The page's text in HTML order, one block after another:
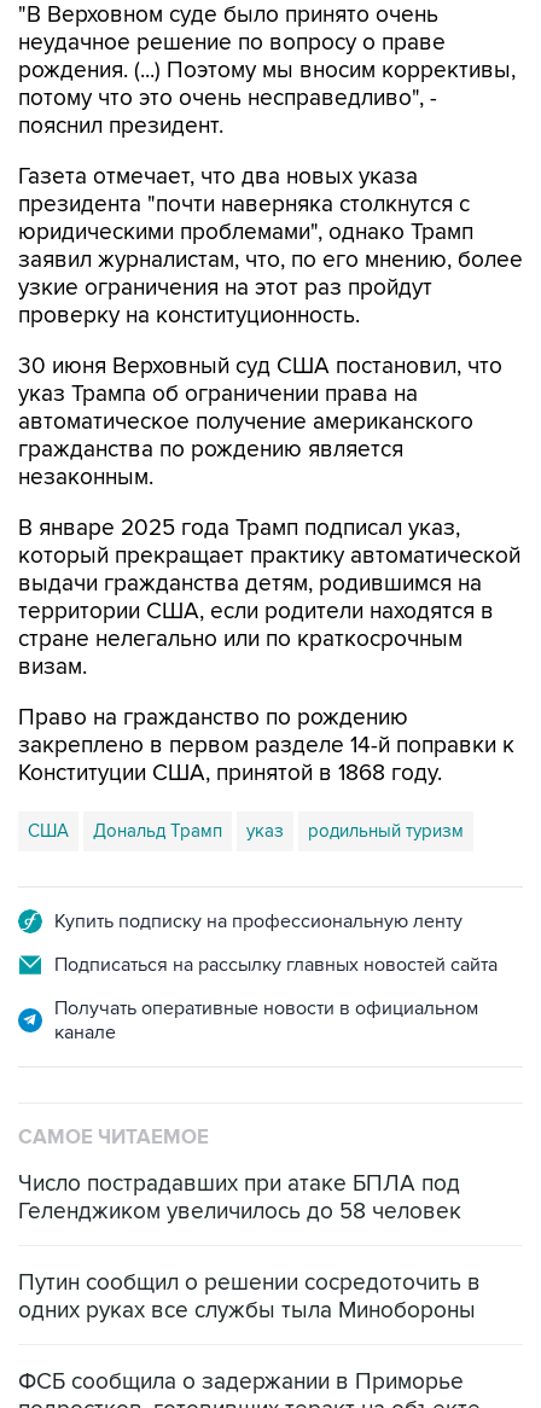
"В Верховном суде было принято очень
неудачное решение по вопросу о праве
рождения. (...) Поэтому мы вносим коррективы,
потому что это очень несправедливо", -
пояснил президент.
Газета отмечает, что два новых указа
президента "почти наверняка столкнутся с
юридическими проблемами", однако Трамп
заявил журналистам, что, по его мнению, более
узкие ограничения на этот раз пройдут
проверку на конституционность.
30 июня Верховный суд США постановил, что
указ Трампа об ограничении права на
автоматическое получение американского
гражданства по рождению является
незаконным.
В январе 2025 года Трамп подписал указ,
который прекращает практику автоматической
выдачи гражданства детям, родившимся на
территории США, если родители находятся в
стране нелегально или по краткосрочным
визам.
Право на гражданство по рождению
закреплено в первом разделе 14-й поправки к
Конституции США, принятой в 1868 году.
США Дональд Трамп указ родильный туризм
Купить подписку на профессиональную ленту
Подписаться на рассылку главных новостей сайта
Получать оперативные новости в официальном
канале
САМОЕ ЧИТАЕМОЕ
Число пострадавших при атаке БПЛА под
Геленджиком увеличилось до 58 человек
Путин сообщил о решении сосредоточить в
одних руках все службы тыла Минобороны
ФСБ сообщила о задержании в Приморье